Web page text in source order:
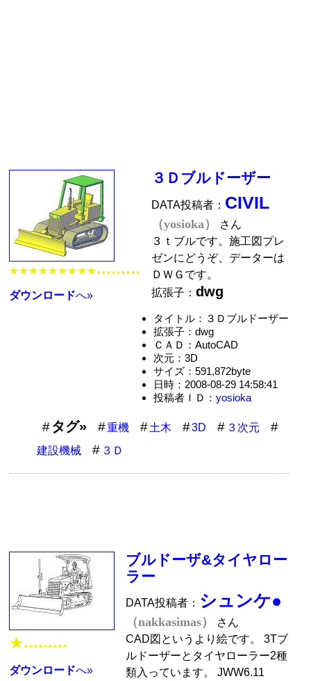
★★★★★★★★★ ★★★★★★★★★
ダウンロードへ»
３Ｄブルドーザー
DATA投稿者： CIVIL
（yosioka）
さん
３ｔブルです。施工図プレ
ゼンにどうぞ、データーは
ＤＷＧです。
拡張子：dwg
タイトル：３Ｄブルドーザー
拡張子：dwg
ＣＡＤ：AutoCAD
次元：3D
サイズ：591,872byte
日時：2008-08-29 14:58:41
投稿者ＩＤ： yosioka
タグ» 重機 土木 3D
３次元
建設機械
３Ｄ
★ ★★★★★★★★★
ダウンロードへ»
ブルドーザ&タイヤロー
ラー
DATA投稿者： シュンケ●
（nakkasimas）
さん
CAD図というより絵です。 3Tブ
ルドーザーとタイヤローラー2種
類入っています。 JWW6.11